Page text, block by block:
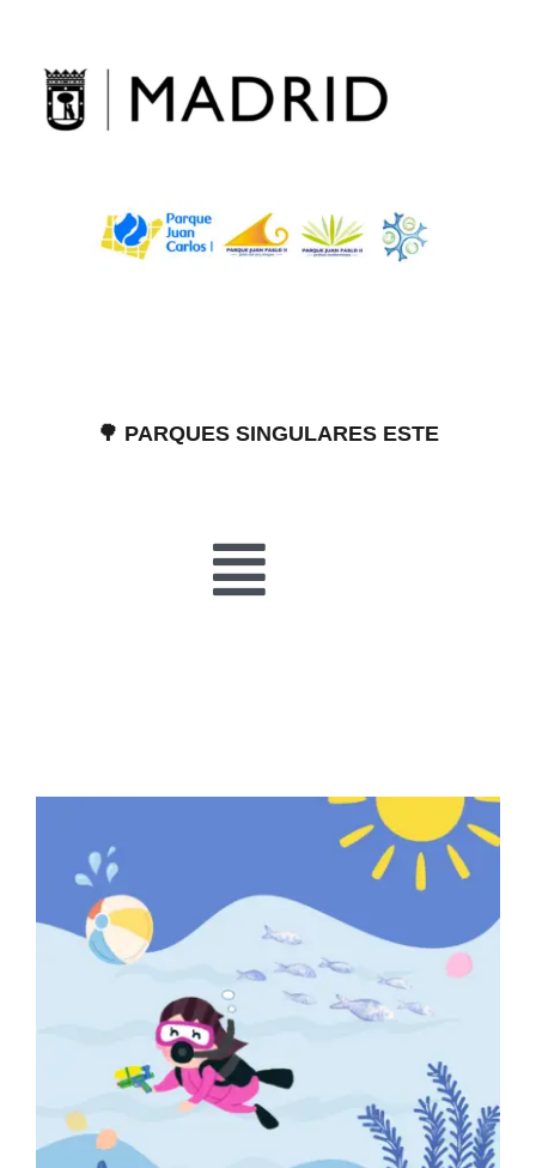
content
🌳 PARQUES SINGULARES ESTE
Toggle
PARQUES
GALERÍA
CONTACTO
PREGUNTAS FRECUENTES